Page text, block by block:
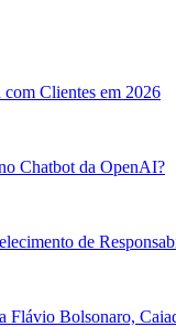
Clientes em 2026
Chatbot da OpenAI?
de
Bolsonaro,